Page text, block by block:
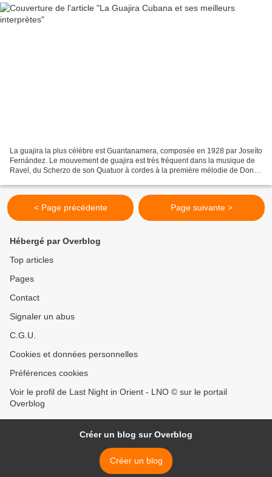
La guajira la plus célèbre est Guantanamera, composée en 1928 par Joseíto
Fernández. Le mouvement de guajira est très fréquent dans la musique de
Ravel, du Scherzo de son Quatuor à cordes à la première mélodie de Don
< Page précédente Page suivante >
Hébergé par Overblog
Top articles
Pages
Contact
Signaler un abus
C.G.U.
Cookies et données personnelles
Préférences cookies
Voir le profil de Last Night in Orient - LNO © sur le portail
Overblog
Créer un blog sur Overblog
Créer un blog